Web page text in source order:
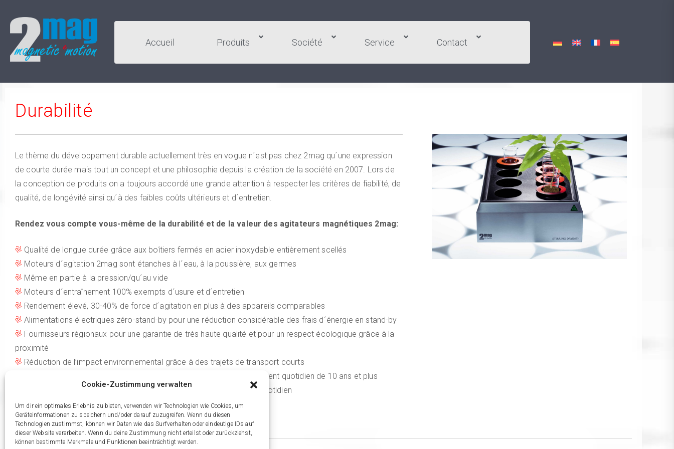
Cookie-Zustimmung verwalten
Um dir ein optimales Erlebnis zu bieten, verwenden wir Technologien wie Cookies, um
Geräteinformationen zu speichern und/oder darauf zuzugreifen. Wenn du diesen
Technologien zustimmst, können wir Daten wie das Surfverhalten oder eindeutige IDs auf
dieser Website verarbeiten. Wenn du deine Zustimmung nicht erteilst oder zurückziehst,
können bestimmte Merkmale und Funktionen beeinträchtigt werden.
Accueil Produits Société Service Contact
Durabilité
Le thème du développement durable actuellement très en vogue n´est pas chez 2mag qu´une expression
de courte durée mais tout un concept et une philosophie depuis la création de la société en 2007. Lors de
la conception de produits on a toujours accordé une grande attention à respecter les critères de fiabilité, de
qualité, de longévité ainsi qu´à des faibles coûts ultérieurs et d´entretien.
Rendez vous compte vous-même de la durabilité et de la valeur des agitateurs magnétiques 2mag:
Qualité de longue durée grâce aux boîtiers fermés en acier inoxydable entièrement scellés
Moteurs d´agitation 2mag sont étanches à l´eau, à la poussière, aux germes
Même en partie à la pression/qu´au vide
Moteurs d´entraînement 100% exempts d´usure et d´entretien
Rendement élevé, 30-40% de force d´agitation en plus à des appareils comparables
Alimentations électriques zéro-stand-by pour une réduction considérable des frais d´énergie en stand-by
Fournisseurs régionaux pour une garantie de très haute qualité et pour un respect écologique grâce à la
proximité
Réduction de l’impact environnemental grâce à des trajets de transport courts
Excellent rapport prix/puissance en vue d´une durée de fonctionnement quotidien de 10 ans et plus
Durée de vie sans problème de 10 ans et plus en fonctionnement quotidien
3 ans de garantie